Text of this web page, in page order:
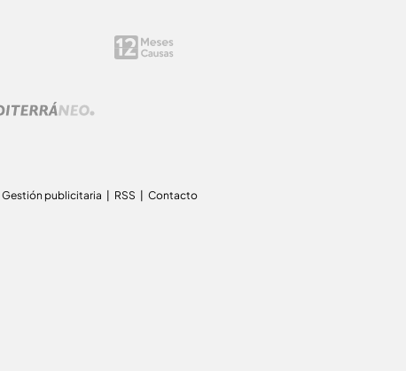
Gestión publicitaria RSS Contacto